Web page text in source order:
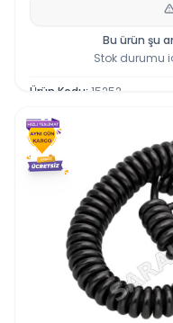
Bu ürün şu
Stok durumu
Ürün Kodu: 15252